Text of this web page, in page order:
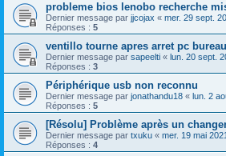
probleme bios lenobo recherche
Dernier message par jjcojax « mer. 29 sept.
Réponses : 5
ventillo tourne apres arret pc bureau
Dernier message par sapeelti « lun. 20 sept.
Réponses : 3
Périphérique usb non reconnu
Dernier message par jonathandu18 « lun. 2
Réponses : 5
[Résolu] Problème après un
Dernier message par txuku « mer. 19 mai
Réponses : 4